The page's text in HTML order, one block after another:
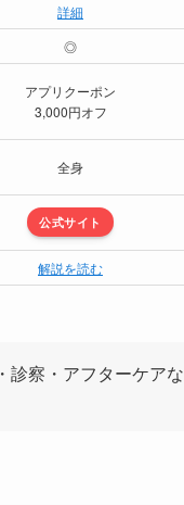
詳細
◎
アプリクーポン
3,000円オフ
全身
公式サイト
解説を読む
診察・アフターケアな